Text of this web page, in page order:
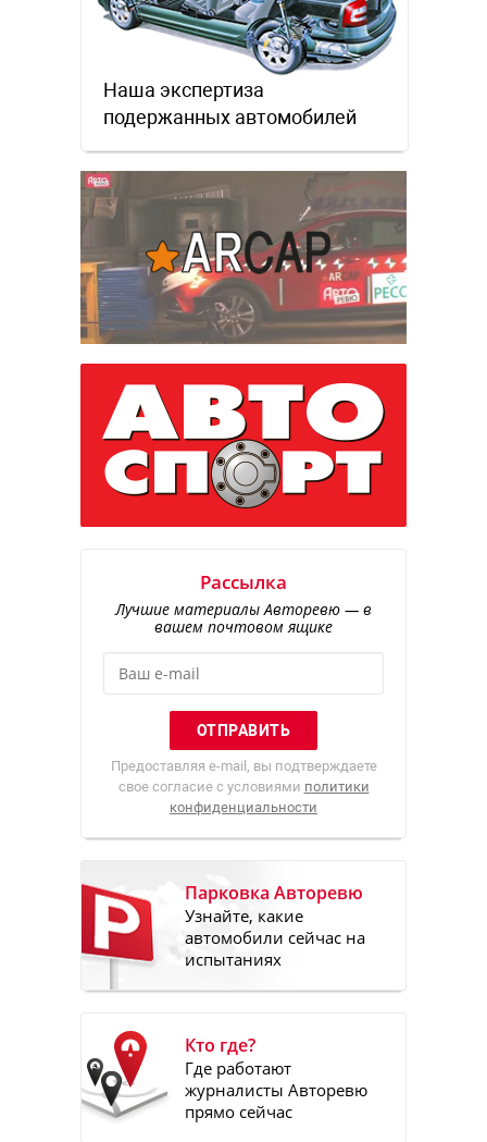
Наша экспертиза
подержанных автомобилей
Рассылка
Лучшие материалы Авторевю — в
вашем почтовом ящике
Предоставляя e-mail, вы подтверждаете
свое согласие с условиями политики
конфиденциальности
Парковка Авторевю
Узнайте, какие
автомобили сейчас на
испытаниях
Кто где?
Где работают
журналисты Авторевю
прямо сейчас